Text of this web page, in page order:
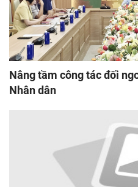
Nâng tầm công tác đối
Nhân dân